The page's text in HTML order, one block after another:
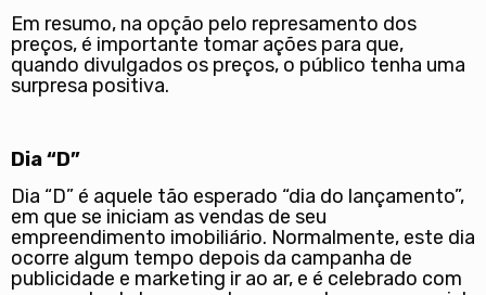
Em resumo, na opção pelo represamento dos
preços, é importante tomar ações para que,
quando divulgados os preços, o público tenha uma
surpresa positiva.
Dia “D”
Dia “D” é aquele tão esperado “dia do lançamento”,
em que se iniciam as vendas de seu
empreendimento imobiliário. Normalmente, este dia
ocorre algum tempo depois da campanha de
publicidade e marketing ir ao ar, e é celebrado com